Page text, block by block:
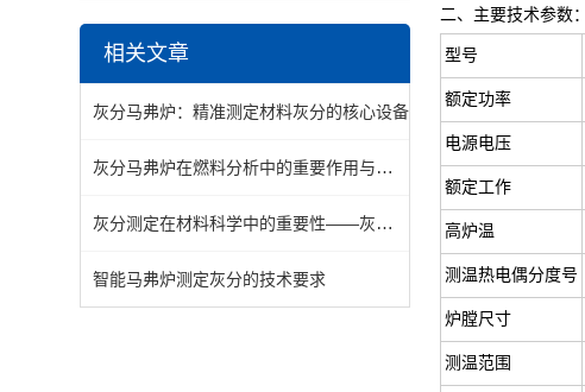
二、主要技术参数：
型号
额定功率
电源电压
额定工作
高炉温
测温热电偶分度号
炉膛尺寸
测温范围
相关文章
灰分马弗炉：精准测定材料灰分的核心设备
灰分马弗炉在燃料分析中的重要作用与技术改进
灰分测定在材料科学中的重要性——灰分马弗炉的应用
智能马弗炉测定灰分的技术要求